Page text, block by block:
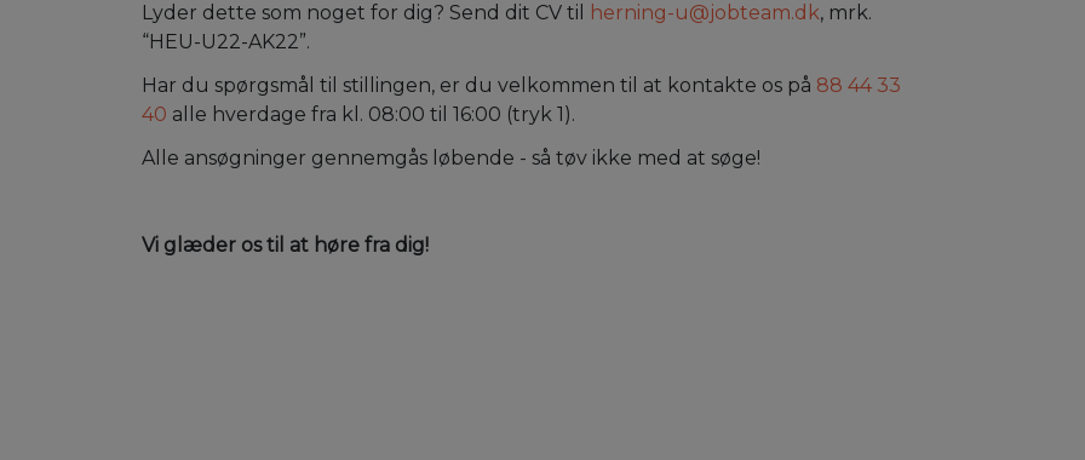
Lyder dette som noget for dig? Send dit CV til herning-u@jobteam.dk, mrk.
“HEU-U22-AK22”.
Har du spørgsmål til stillingen, er du velkommen til at kontakte os på 88 44 33
40 alle hverdage fra kl. 08:00 til 16:00 (tryk 1).
Alle ansøgninger gennemgås løbende - så tøv ikke med at søge!
Vi glæder os til at høre fra dig!